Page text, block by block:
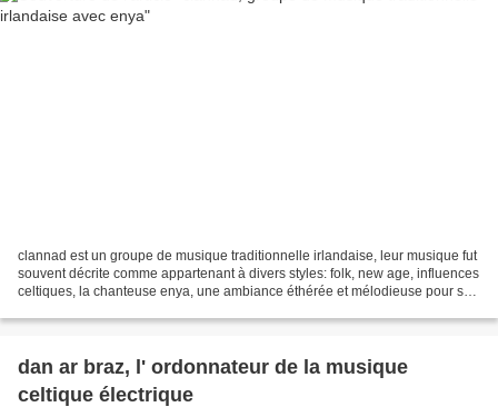
clannad est un groupe de musique traditionnelle irlandaise, leur musique fut
souvent décrite comme appartenant à divers styles: folk, new age, influences
celtiques, la chanteuse enya, une ambiance éthérée et mélodieuse pour son
dan ar braz, l' ordonnateur de la musique
celtique électrique